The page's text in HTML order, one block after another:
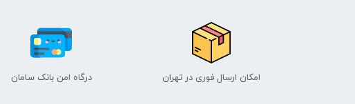
امکان ارسال فوری در تهران درگاه امن بانک سامان